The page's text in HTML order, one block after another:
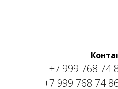
+7 999 768 74
+7 999 768 74 86